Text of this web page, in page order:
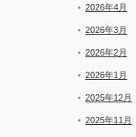
2026年4月
2026年3月
2026年2月
2026年1月
2025年12月
2025年11月